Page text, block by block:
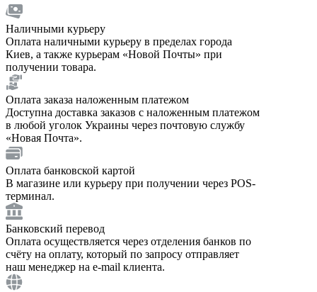
Наличными курьеру
Оплата наличными курьеру в пределах города
Киев, а также курьерам «Новой Почты» при
получении товара.
Оплата заказа наложенным платежом
Доступна доставка заказов с наложенным платежом
в любой уголок Украины через почтовую службу
«Новая Почта».
Оплата банковской картой
В магазине или курьеру при получении через POS-
терминал.
Банковский перевод
Оплата осуществляется через отделения банков по
счёту на оплату, который по запросу отправляет
наш менеджер на e-mail клиента.